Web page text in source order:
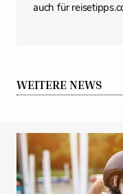
auch für
WEITERE NEWS